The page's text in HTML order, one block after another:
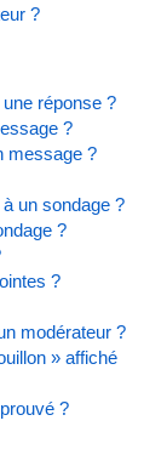
?
réponse ?
?
message ?
un sondage ?
?
?
modérateur ?
» affiché
?